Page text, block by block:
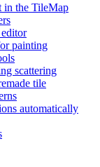
in the TileMap
painting
scattering
tile
automatically